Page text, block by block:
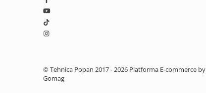
2.1.3. Cultivatoare
© Tehnica Popan 2017 - 2026 Platforma E-commerce by
Gomag